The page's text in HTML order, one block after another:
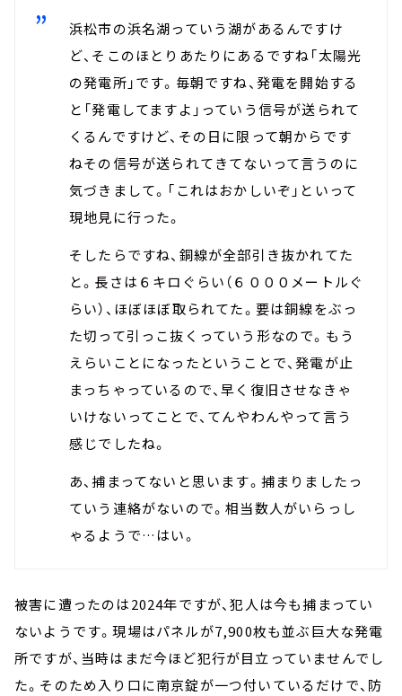
浜松市の浜名湖っていう湖があるんですけ
ど、そこのほとりあたりにあるですね「太陽光
の発電所」です。毎朝ですね、発電を開始する
と「発電してますよ」っていう信号が送られて
くるんですけど、その日に限って朝からです
ねその信号が送られてきてないって言うのに
気づきまして。「これはおかしいぞ」といって
現地見に行った。
そしたらですね、銅線が全部引き抜かれてた
と。長さは６キロぐらい（６０００メートルぐ
らい）、ほぼほぼ取られてた。要は銅線をぶっ
た切って引っこ抜くっていう形なので。もう
えらいことになったということで、発電が止
まっちゃっているので、早く復旧させなきゃ
いけないってことで、てんやわんやって言う
感じでしたね。
あ、捕まってないと思います。捕まりましたっ
ていう連絡がないので。相当数人がいらっし
ゃるようで…はい。
被害に遭ったのは2024年ですが、犯人は今も捕まってい
ないようです。現場はパネルが7,900枚も並ぶ巨大な発電
所ですが、当時はまだ今ほど犯行が目立っていませんでし
た。そのため入り口に南京錠が一つ付いているだけで、防